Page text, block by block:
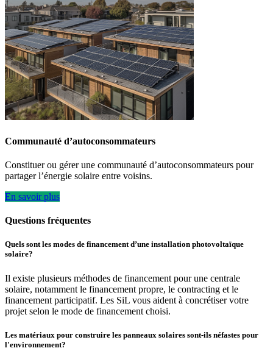
Communauté d’autoconsommateurs
Constituer ou gérer une communauté d’autoconsommateurs pour
partager l’énergie solaire entre voisins.
En savoir plus
Questions fréquentes
Quels sont les modes de financement d’une installation photovoltaïque
solaire?
Il existe plusieurs méthodes de financement pour une centrale
solaire, notamment le financement propre, le contracting et le
financement participatif. Les SiL vous aident à concrétiser votre
projet selon le mode de financement choisi.
Les matériaux pour construire les panneaux solaires sont-ils néfastes pour
l'environnement?